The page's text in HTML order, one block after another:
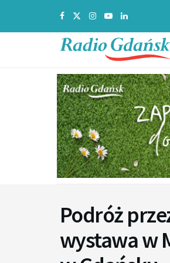
Podróż
wystawa w